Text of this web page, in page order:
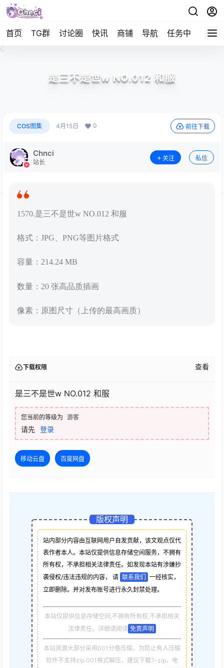
首页 TG群 讨论圈 快讯 商铺 导航 任务中心 帮助
是三不是世w NO.012 和服
COS图集 4月15日 0 前往下载
Chnci
站长
关注 私信
1570.是三不是世w NO.012 和服
格式：JPG、PNG等图片格式
容量：214.24 MB
数量：20 张高品质插画
像素：原图尺寸（上传的最高画质）
下载权限 查看
是三不是世w NO.012 和服
您当前的等级为 游客
请先 登录
移动云盘 百度网盘
版权声明
站内部分内容由互联网用户自发贡献，该文观点仅代
表作者本人。本站仅提供信息存储空间服务，不拥有
所有权，不承担相关法律责任。如发现本站有涉嫌抄
袭侵权/违法违规的内容， 请 联系我们
一经核实，
立即删除。并对发布账号进行永久封禁处理。
本站仅提供信息存储空间,不拥有所有权,不承担相关
法律责任。详细请阅读 免责声明
本站资源大部分采用001分卷压缩，为防止有人压缩
软件不支持zip.001格式解压，建议下载7-zip，电